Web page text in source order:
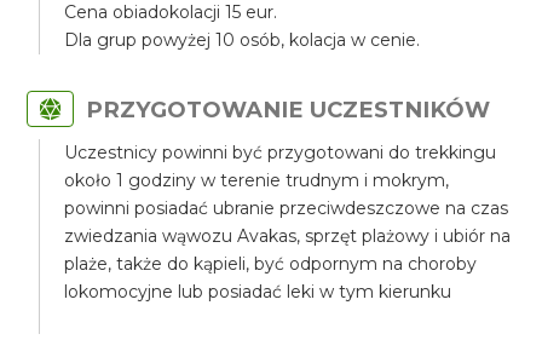
Cena obiadokolacji 15 eur.
Dla grup powyżej 10 osób, kolacja w cenie.
PRZYGOTOWANIE UCZESTNIKÓW
Uczestnicy powinni być przygotowani do trekkingu
około 1 godziny w terenie trudnym i mokrym,
powinni posiadać ubranie przeciwdeszczowe na czas
zwiedzania wąwozu Avakas, sprzęt plażowy i ubiór na
plaże, także do kąpieli, być odpornym na choroby
lokomocyjne lub posiadać leki w tym kierunku